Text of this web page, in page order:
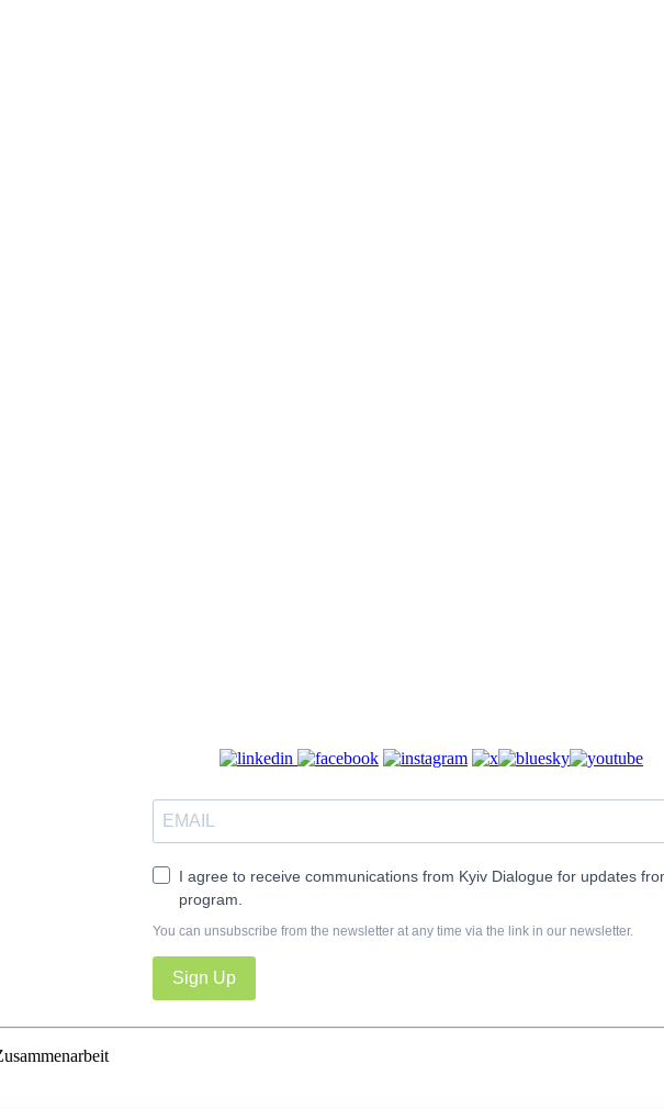
I agree to receive communications from Kyiv Dialogue for updates
program.
You can unsubscribe from the newsletter at any time via the link in our newsletter.
Sign Up